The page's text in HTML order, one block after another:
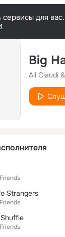
для
Big
Ali Claudi
Strangers